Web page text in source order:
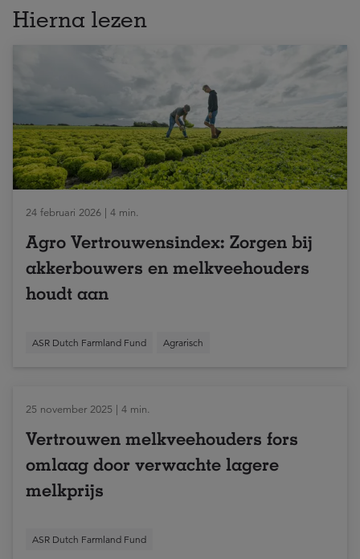
Hierna lezen
24 februari 2026 | 4 min.
Agro Vertrouwensindex: Zorgen bij
akkerbouwers en melkveehouders
houdt aan
ASR Dutch Farmland Fund Agrarisch
25 november 2025 | 4 min.
Vertrouwen melkveehouders fors
omlaag door verwachte lagere
melkprijs
ASR Dutch Farmland Fund